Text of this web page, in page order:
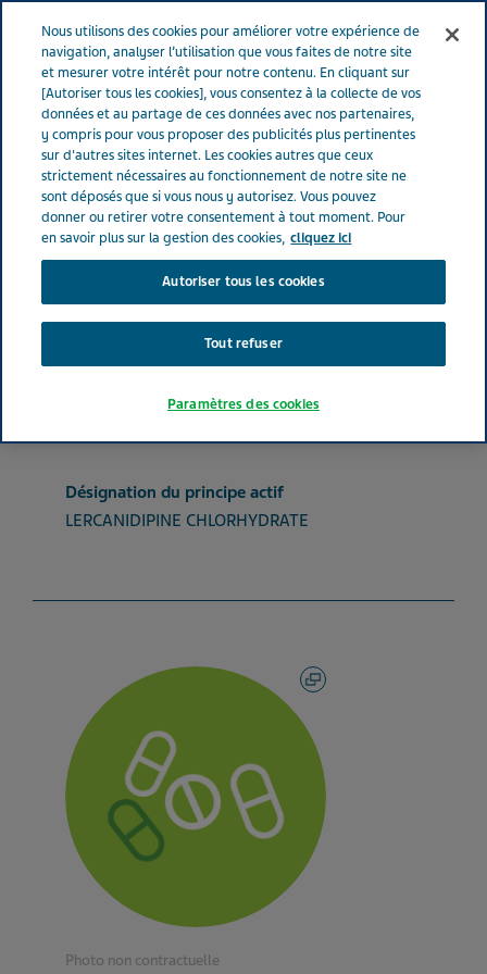
Menu
France Nos Produits LERCANIDIPINE TEVA® 10 mg (bte de 30)
LERCANIDIPINE TEVA® 10
mg (bte de 30)
INHIBITEURS CALCIQUES LERCANIDIPINE CHLORHYDRATE
Forme pharmaceutique
Désignation du principe actif
LERCANIDIPINE CHLORHYDRATE
Photo non contractuelle
Nous utilisons des cookies pour améliorer votre expérience de
navigation, analyser l’utilisation que vous faites de notre site
et mesurer votre intérêt pour notre contenu. En cliquant sur
[Autoriser tous les cookies], vous consentez à la collecte de vos
données et au partage de ces données avec nos partenaires,
y compris pour vous proposer des publicités plus pertinentes
sur d'autres sites internet. Les cookies autres que ceux
strictement nécessaires au fonctionnement de notre site ne
sont déposés que si vous nous y autorisez. Vous pouvez
donner ou retirer votre consentement à tout moment. Pour
en savoir plus sur la gestion des cookies, cliquez ici
Autoriser tous les cookies
Tout refuser
Paramètres des cookies